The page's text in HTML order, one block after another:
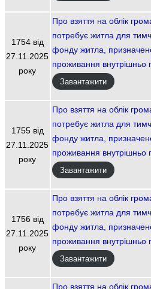
1754 від
27.11.2025
року
Про взяття на облік
потребує житла для
фонду житла,
проживання внутрішньо
Завантажити
1755 від
27.11.2025
року
Про взяття на облік
потребує житла для
фонду житла,
проживання внутрішньо
Завантажити
1756 від
27.11.2025
року
Про взяття на облік
потребує житла для
фонду житла,
проживання внутрішньо
Завантажити
Про взяття на облік